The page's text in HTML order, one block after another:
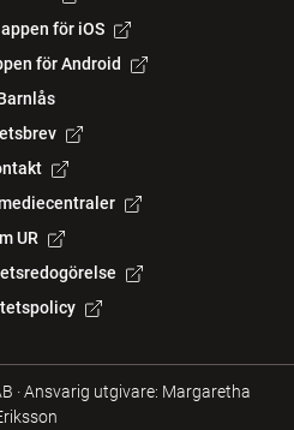
för iOS
för Android
UR
·Ansvarig utgivare: Margaretha